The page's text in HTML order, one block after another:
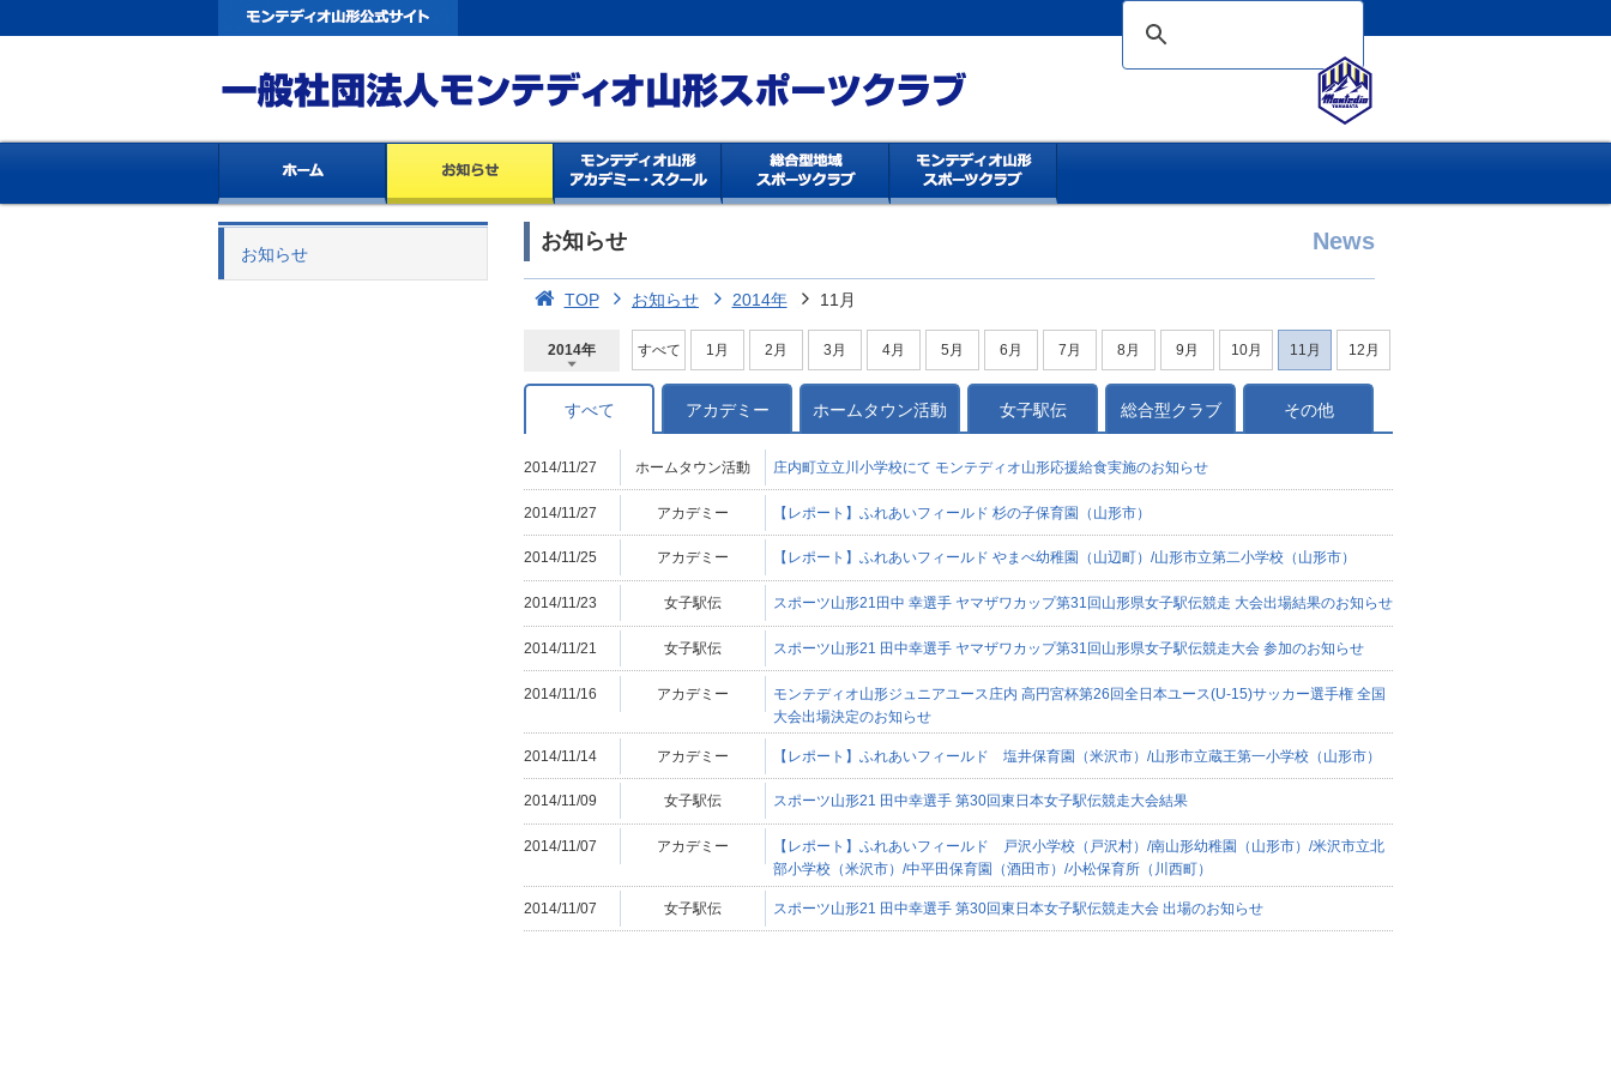
お知らせ
お知らせ News
TOP お知らせ 2014年 11月
2014年
2026年
2025年
2024年
2023年
2022年
2021年
2020年
2019年
2018年
2017年
2016年
2015年
2014年
すべて 1月 2月 3月 4月 5月 6月 7月 8月 9月 10月 11月 12月
すべて アカデミー ホームタウン活動 女子駅伝 総合型クラブ その他
2014/11/27 ホームタウン活動 庄内町立立川小学校にて モンテディオ山形応援給食実施のお知らせ
2014/11/27 アカデミー 【レポート】ふれあいフィールド 杉の子保育園（山形市）
2014/11/25 アカデミー 【レポート】ふれあいフィールド やまべ幼稚園（山辺町）/山形市立第二小学校（山形市）
2014/11/23 女子駅伝 スポーツ山形21田中 幸選手 ヤマザワカップ第31回山形県女子駅伝競走 大会出場結果のお知らせ
2014/11/21 女子駅伝 スポーツ山形21 田中幸選手 ヤマザワカップ第31回山形県女子駅伝競走大会 参加のお知らせ
2014/11/16 アカデミー
モンテディオ山形ジュニアユース庄内 高円宮杯第26回全日本ユース(U-15)サッカー選手権 全国
大会出場決定のお知らせ
2014/11/14 アカデミー 【レポート】ふれあいフィールド 塩井保育園（米沢市）/山形市立蔵王第一小学校（山形市）
2014/11/09 女子駅伝 スポーツ山形21 田中幸選手 第30回東日本女子駅伝競走大会結果
2014/11/07 アカデミー
【レポート】ふれあいフィールド 戸沢小学校（戸沢村）/南山形幼稚園（山形市）/米沢市立北
部小学校（米沢市）/中平田保育園（酒田市）/小松保育所（川西町）
2014/11/07 女子駅伝 スポーツ山形21 田中幸選手 第30回東日本女子駅伝競走大会 出場のお知らせ